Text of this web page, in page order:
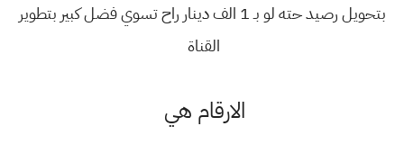
بتحويل رصيد حته لو بـ 1 الف دينار راح تسوي فضل كبير بتطوير
القناة
الارقام هي